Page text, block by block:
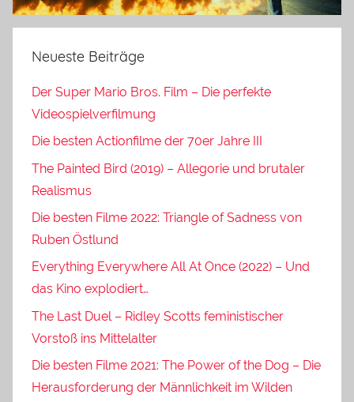
Neueste Beiträge
Der Super Mario Bros. Film – Die perfekte
Videospielverfilmung
Die besten Actionfilme der 70er Jahre III
The Painted Bird (2019) – Allegorie und brutaler
Realismus
Die besten Filme 2022: Triangle of Sadness von
Ruben Östlund
Everything Everywhere All At Once (2022) – Und
das Kino explodiert…
The Last Duel – Ridley Scotts feministischer
Vorstoß ins Mittelalter
Die besten Filme 2021: The Power of the Dog – Die
Herausforderung der Männlichkeit im Wilden